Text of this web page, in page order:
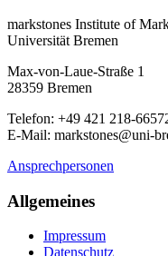
markstones Institute of
Universität Bremen
Max-von-Laue-Straße 1
28359 Bremen
Telefon: +49 421 218-
E-Mail: markstones@uni-
Ansprechpersonen
Allgemeines
Impressum
Datenschutz